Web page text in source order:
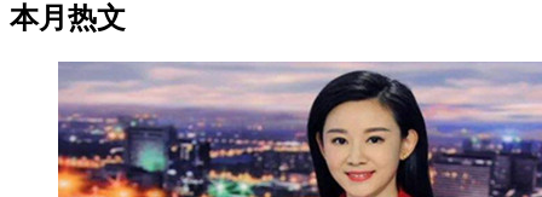
本月热文